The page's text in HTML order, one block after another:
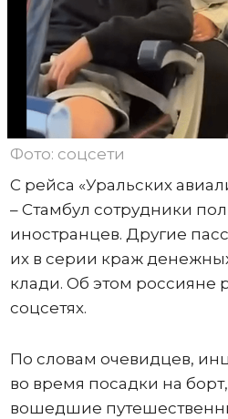
Фото: соцсети
С рейса «Уральских
– Стамбул сотрудники
иностранцев. Другие
их в серии краж
клади. Об этом россияне
соцсетях.
По словам очевидцев,
во время посадки на
вошедшие